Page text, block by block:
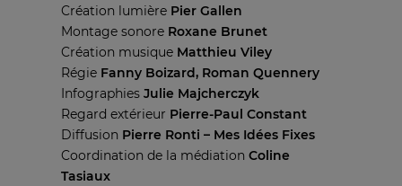
Création lumière Pier Gallen
Montage sonore Roxane Brunet
Création musique Matthieu Viley
Régie Fanny Boizard, Roman Quennery
Infographies Julie Majcherczyk
Regard extérieur Pierre-Paul Constant
Diffusion Pierre Ronti – Mes Idées Fixes
Coordination de la médiation Coline
Tasiaux